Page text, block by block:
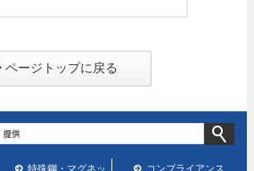
ページトップに戻る
特殊鋼・マグネッ コンプライアンス